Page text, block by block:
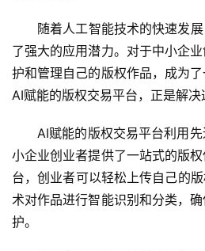
随着人工智能技术的快速发
了强大的应用潜力。对于中小企
护和管理自己的版权作品，成为
AI赋能的版权交易平台，正是解决
AI赋能的版权交易平台利用
小企业创业者提供了一站式的版
台，创业者可以轻松上传自己的
术对作品进行智能识别和分类，
护。